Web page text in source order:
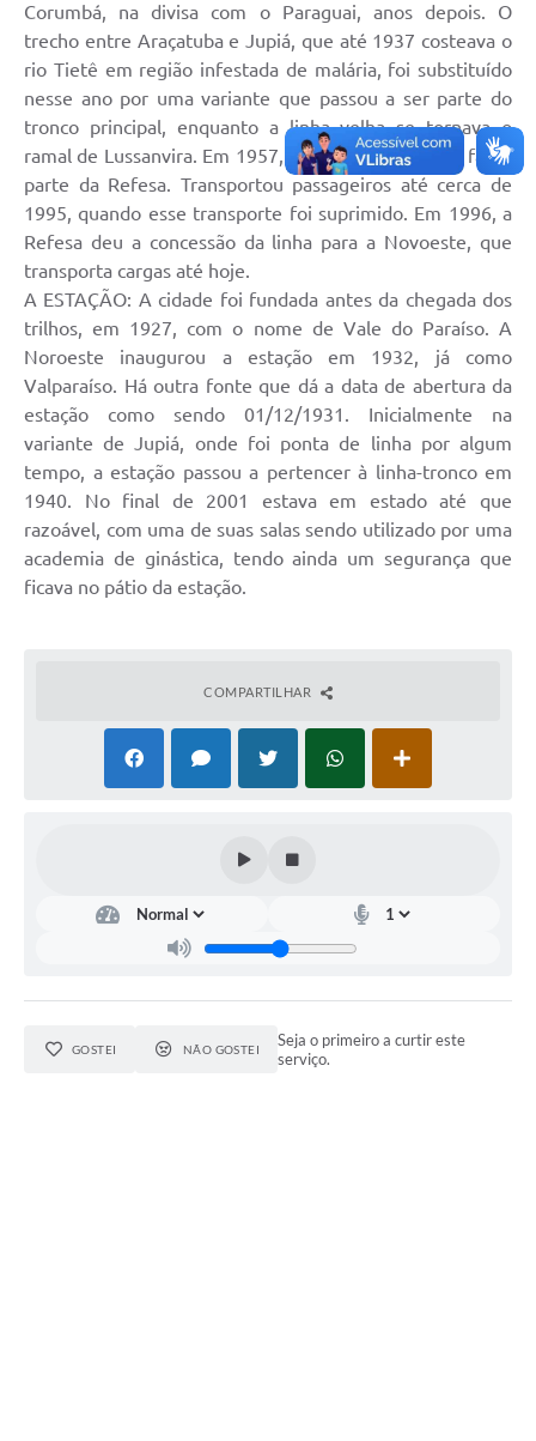
Ouvidoria
Arquivos para Download
Carta de Serviços
Galeria de Vídeos
Secretarias
Projetos
Contas Públicas
Links
Telefones Úteis
Jornal
Corumbá, na divisa com o Paraguai, anos depois. O
trecho entre Araçatuba e Jupiá, que até 1937 costeava o
rio Tietê em região infestada de malária, foi substituído
nesse ano por uma variante que passou a ser parte do
tronco principal, enquanto a linha velha se tornava o
ramal de Lussanvira. Em 1957, a Noroeste passou a fazer
parte da Refesa. Transportou passageiros até cerca de
1995, quando esse transporte foi suprimido. Em 1996, a
Refesa deu a concessão da linha para a Novoeste, que
transporta cargas até hoje.
A ESTAÇÃO: A cidade foi fundada antes da chegada dos
trilhos, em 1927, com o nome de Vale do Paraíso. A
Noroeste inaugurou a estação em 1932, já como
Valparaíso. Há outra fonte que dá a data de abertura da
estação como sendo 01/12/1931. Inicialmente na
variante de Jupiá, onde foi ponta de linha por algum
tempo, a estação passou a pertencer à linha-tronco em
1940. No final de 2001 estava em estado até que
razoável, com uma de suas salas sendo utilizado por uma
academia de ginástica, tendo ainda um segurança que
ficava no pátio da estação.
COMPARTILHAR
GOSTEI NÃO GOSTEI
Seja o primeiro a curtir este
serviço.